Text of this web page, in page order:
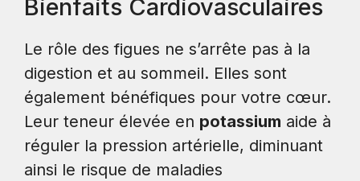
Bienfaits Cardiovasculaires
Le rôle des figues ne s’arrête pas à la
digestion et au sommeil. Elles sont
également bénéfiques pour votre cœur.
Leur teneur élevée en potassium aide à
réguler la pression artérielle, diminuant
ainsi le risque de maladies